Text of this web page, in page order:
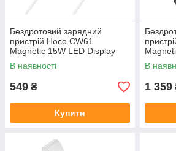
Бездротовий зарядний
пристрій Hoco CW61
Magnetic 15W LED Display
швидка зарядка MagSafe для
iPhone Qi
В наявності
549 ₴
Купити
AirPods
зарядка
В
1 359